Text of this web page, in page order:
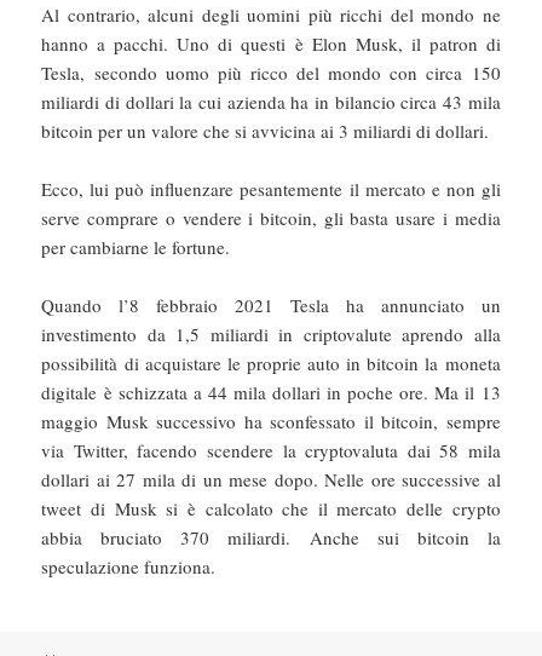
Al contrario, alcuni degli uomini più ricchi del mondo ne
hanno a pacchi. Uno di questi è Elon Musk, il patron di
Tesla, secondo uomo più ricco del mondo con circa 150
miliardi di dollari la cui azienda ha in bilancio circa 43 mila
bitcoin per un valore che si avvicina ai 3 miliardi di dollari.
Ecco, lui può influenzare pesantemente il mercato e non gli
serve comprare o vendere i bitcoin, gli basta usare i media
per cambiarne le fortune.
Quando l’8 febbraio 2021 Tesla ha annunciato un
investimento da 1,5 miliardi in criptovalute aprendo alla
possibilità di acquistare le proprie auto in bitcoin la moneta
digitale è schizzata a 44 mila dollari in poche ore. Ma il 13
maggio Musk successivo ha sconfessato il bitcoin, sempre
via Twitter, facendo scendere la cryptovaluta dai 58 mila
dollari ai 27 mila di un mese dopo. Nelle ore successive al
tweet di Musk si è calcolato che il mercato delle crypto
abbia bruciato 370 miliardi. Anche sui bitcoin la
speculazione funziona.